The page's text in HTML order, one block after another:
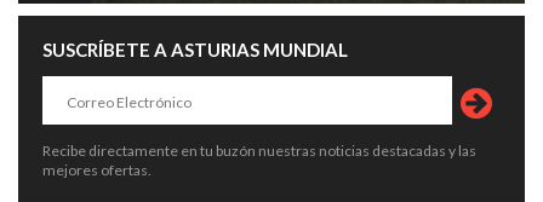
SUSCRÍBETE A ASTURIAS MUNDIAL
Recibe directamente en tu buzón nuestras noticias destacadas y las
mejores ofertas.